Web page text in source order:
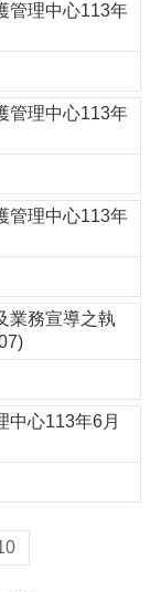
管理中心113年
管理中心113年
管理中心113年
業務宣導之執
中心113年6月